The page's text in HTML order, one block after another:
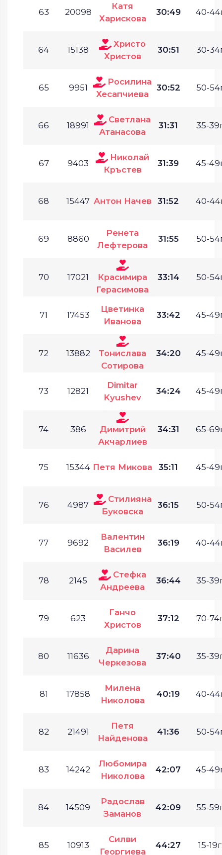
63 20098
Катя
Харискова
30:49 40-
64 15138
Христо
Христов
30:51 30-
65 9951
Росилина
Хесапчиева
30:52 50-
66 18991
Светлана
Атанасова
31:31 35-
67 9403
Николай
Кръстев
31:39 45-
68 15447 Антон Начев 31:52 40-
69 8860
Ренета
Лефтерова
31:55 50-
70 17021
Красимира
Герасимова
33:14 50-
71 17453
Цветинка
Иванова
33:42 45-
72 13882
Тонислава
Сотирова
34:20 45-
73 12821
Dimitar
Kyushev
34:24 45-
74 386
Димитрий
Акчарлиев
34:31 65-
75 15344 Петя Микова 35:11 45-
76 4987
Стилияна
Буковска
36:15 50-
77 9692
Валентин
Василев
36:19 40-
78 2145
Стефка
Андреева
36:44 35-
79 623
Ганчо
Христов
37:12 70-
80 11636
Дарина
Черкезова
37:40 35-
81 17858
Милена
Николова
40:19 40-
82 21491
Петя
Найденова
41:36 50-
83 14242
Любомира
Николова
42:07 45-
84 14509
Радослав
Заманов
42:09 55-
85 10913
Силви
Георгиева
44:27 15-